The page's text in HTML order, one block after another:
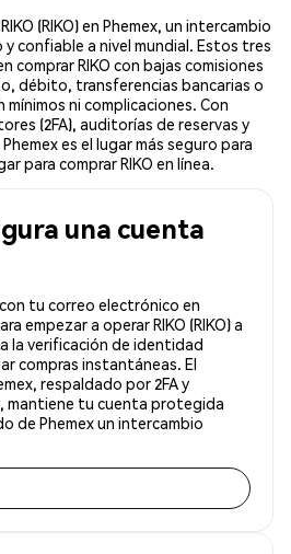
(RIKO) en Phemex, un intercambio
confiable a nivel mundial. Estos tres
comprar RIKO con bajas comisiones
débito, transferencias bancarias o
ni complicaciones. Con
(2FA), auditorías de reservas y
es el lugar más seguro para
para comprar RIKO en línea.
una cuenta
tu correo electrónico en
empezar a operar RIKO (RIKO) a
la verificación de identidad
compras instantáneas. El
respaldado por 2FA y
mantiene tu cuenta protegida
de Phemex un intercambio